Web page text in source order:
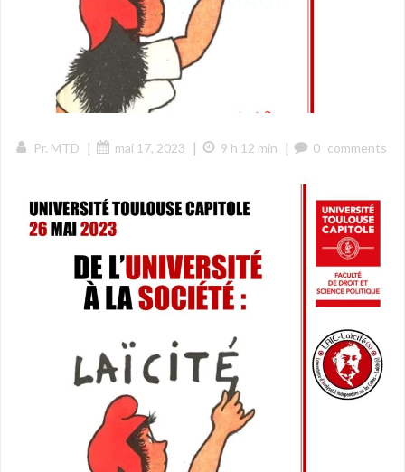
Pr. MTD | mai 17, 2023 | 9 h 12 min | 0 comments